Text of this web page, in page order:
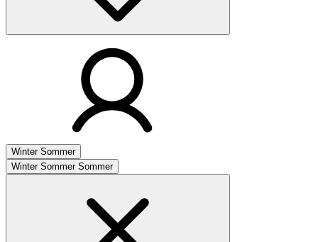
Winter Sommer
Winter Sommer Sommer